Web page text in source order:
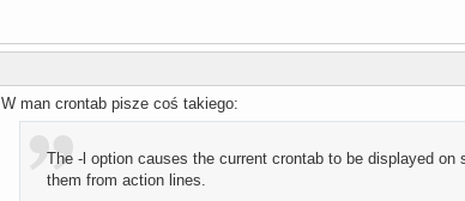
W man crontab pisze coś takiego:
The -l option causes the current crontab to be displayed
them from action lines.